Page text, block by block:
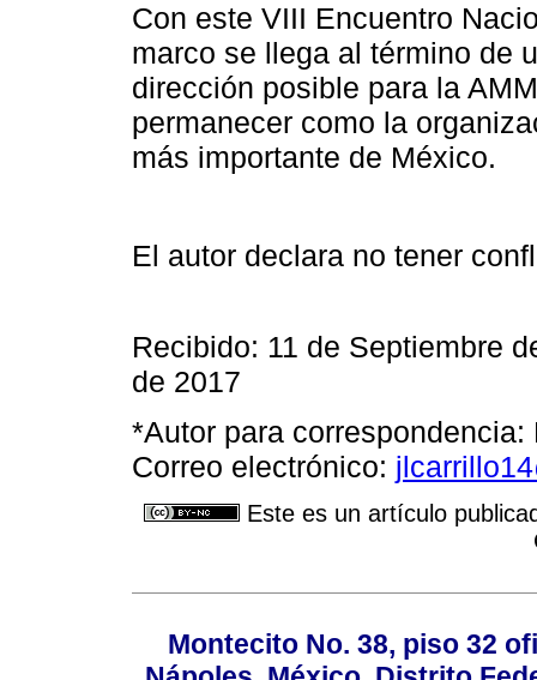
Con este VIII Encuentro
marco se llega al término de
dirección posible para la
permanecer como la
más importante de México.
El autor declara no tener
Recibido: 11 de Septiembre
de 2017
*Autor para
Correo electrónico:
Este es un artículo
Montecito No. 38, piso 32